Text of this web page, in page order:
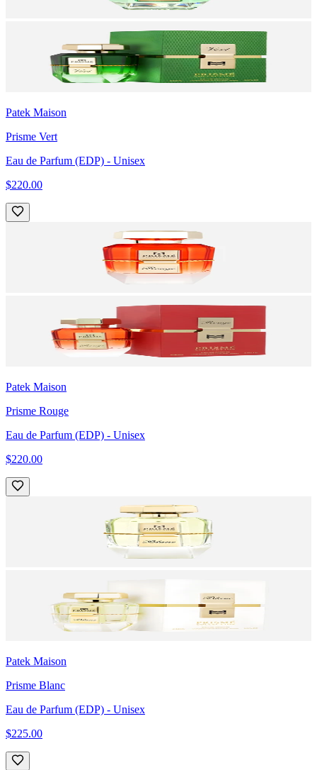
Patek Maison
Prisme Vert
Eau de Parfum (EDP) - Unisex
$220.00
Patek Maison
Prisme Rouge
Eau de Parfum (EDP) - Unisex
$220.00
Patek Maison
Prisme Blanc
Eau de Parfum (EDP) - Unisex
$225.00